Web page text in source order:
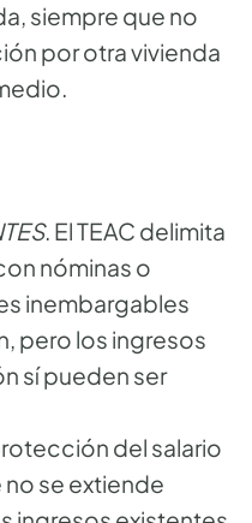
siempre que no
por otra vivienda
. El TEAC delimita
nóminas o
inembargables
pero los ingresos
sí pueden ser
del salario
se extiende